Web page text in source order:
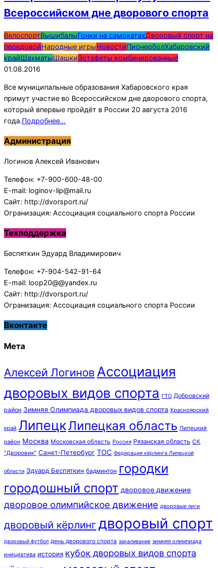
Всероссийском дне дворового спорта
2016-
08-
01
ВелоспортВышибалыГонки на самокатахДворовый спорт на
передовойНародные игрыНовостиПионерболХабаровский
крайШахматыШашкиЭстафеты комбинированные
01.08.2016
Все муниципальные образования Хабаровского края
примут участие во Всероссийском дне дворового спорта,
который впервые пройдёт в России 20 августа 2016
года.Подробнее…
Администрация
Логинов Алексей Иванович
Телефон: +7-900-600-48-00
E-mail: loginov-lip@mail.ru
Сайт: http://dvorsport.ru/
Огранизация: Ассоциация социального спорта России
Техподдержка
Беспяткин Эдуард Владимирович
Телефон: +7-904-542-91-64
E-mail: loop20@@yandex.ru
Сайт: http://dvorsport.ru/
Огранизация: Ассоциация социального спорта России
Вконтакте
Мета
Алексей Логинов Ассоциация
дворовых видов спорта ГТО Добровский
район Зимняя Олимпиада дворовых видов спорта Красноярский
край ЛипецкЛипецкая область Липецкий
район Москва Московская область Россия Рязанская область СК
"Дворовик" Санкт-Петербург ТОС Федерация кёрлинга Липецкой
области Эдуард Беспяткин бадминтон городки
городошный спорт дворовое движение
дворовое олимпийское движение дворовые лиги
дворовый кёрлинг дворовый спорт
дворовый футбол день дворового спорта закаливание зимняя олимпиада
инициатива история кубок дворовых видов спорта